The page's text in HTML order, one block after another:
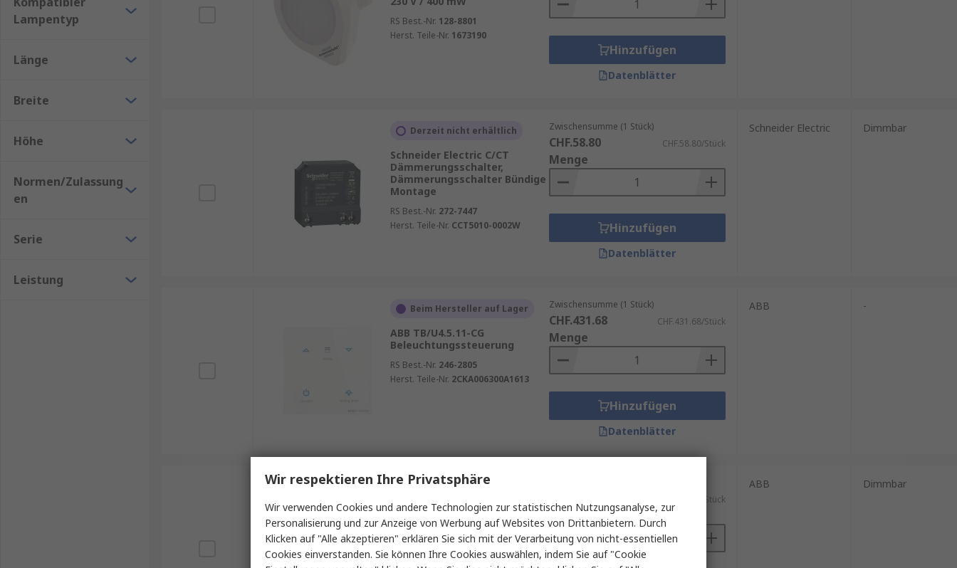
Lampentyp
Länge
Breite
Höhe
Normen/Zulassung
en
Serie
Leistung
RS Best.-Nr. 128-8801
Herst. Teile-Nr. 1673190
Hinzufügen
Datenblätter
Derzeit nicht erhältlich
Schneider Electric C/CT
Dämmerungsschalter,
Dämmerungsschalter Bündige
Montage
RS Best.-Nr. 272-7447
Herst. Teile-Nr. CCT5010-0002W
Zwischensumme (1 Stück)
CHF.58.80 CHF.58.80/Stück
Menge
Hinzufügen
Datenblätter
Schneider Electric Dimmbar
Beim Hersteller auf Lager
ABB TB/U4.5.11-CG
Beleuchtungssteuerung
RS Best.-Nr. 246-2805
Herst. Teile-Nr. 2CKA006300A1613
Zwischensumme (1 Stück)
CHF.431.68 CHF.431.68/Stück
Menge
Hinzufügen
Datenblätter
ABB -
Beim Hersteller auf Lager
ABB UD/S6.210.2.1
Dämmerungsschalter,
Dämmerungsschalter
Oberfläche, 230V
CHF.1'008.73/Stück
Menge
ABB Dimmbar
Wir respektieren Ihre Privatsphäre
Wir verwenden Cookies und andere Technologien zur statistischen Nutzungsanalyse, zur
Personalisierung und zur Anzeige von Werbung auf Websites von Drittanbietern. Durch
Klicken auf "Alle akzeptieren" erklären Sie sich mit der Verarbeitung von nicht-essentiellen
Cookies einverstanden. Sie können Ihre Cookies auswählen, indem Sie auf "Cookie